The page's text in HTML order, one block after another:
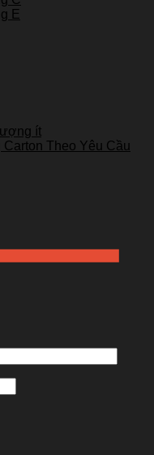
E
ít
Theo Yêu Cầu